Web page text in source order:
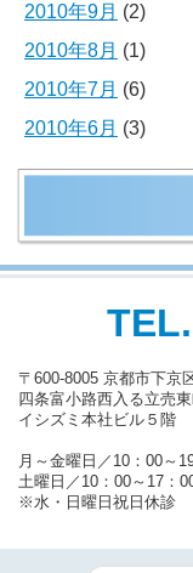
2010年9月 (2)
2010年8月 (1)
2010年7月 (6)
2010年6月 (3)
〒600-8005 京都市下京
四条富小路西入る立売
イシズミ本社ビル５階
月～金曜日／10：00～
土曜日／10：00～17：
※水・日曜日祝日休診